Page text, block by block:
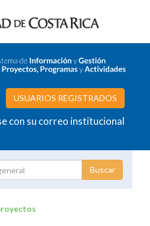
USUARIOS REGISTRADOS
con su correo institucional